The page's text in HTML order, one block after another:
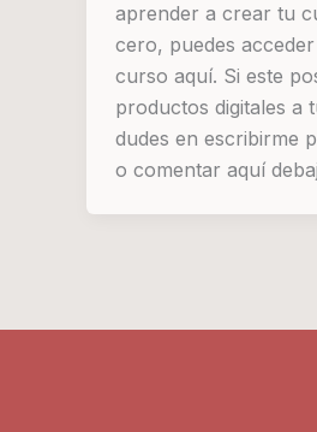
aprender a crear tu
cero, puedes
curso aquí. Si este
productos digitales a
dudes en escribirme
o comentar aquí